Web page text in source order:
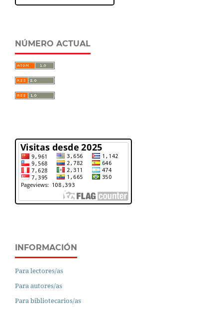
NÚMERO ACTUAL
INFORMACIÓN
Para lectores/as
Para autores/as
Para bibliotecarios/as